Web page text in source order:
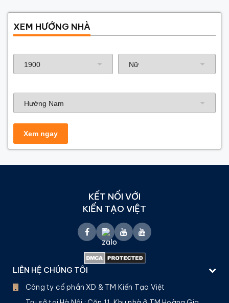
XEM HƯỚNG NHÀ
KẾT NỐI VỚI
KIẾN TẠO VIỆT
LIÊN HỆ CHÚNG TÔI
Công ty cổ phần XD & TM Kiến Tạo Việt